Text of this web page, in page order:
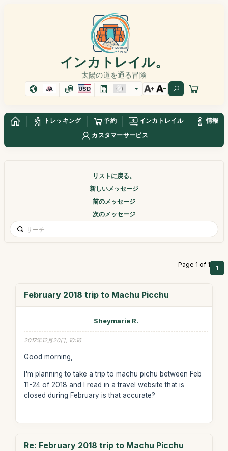
インカトレイル。
太陽の道を通る冒険
JA USD
トレッキング 予約 インカトレイル
情報
カスタマーサービス
リストに戻る。
新しいメッセージ
前のメッセージ
次のメッセージ
Page 1 of 1 1
February 2018 trip to Machu Picchu
Sheymarie R.
2017年12月20日, 10:16
Good morning,
I'm planning to take a trip to machu pichu between Feb
11-24 of 2018 and I read in a travel website that is
closed during February is that accurate?
Re: February 2018 trip to Machu Picchu